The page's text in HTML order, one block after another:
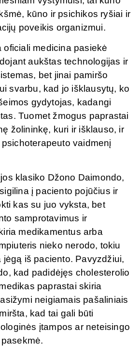
kūno ir psichikos ryšiai ir
poveikis organizmui.
oficiali medicina pasiekė
aukštas technologijas ir
bet jinai pamiršo
svarbu, kad jo išklausytų, ko
gydytojas, kadangi
Tuomet žmogus paprastai
žolininkę, kuri ir išklauso, ir
vaidmenį
klasiko Džono Daimondo,
į paciento pojūčius ir
kas su juo vyksta, bet
samprotavimus ir
medikamentus arba
nieko nerodo, tokiu
jėgą iš paciento. Pavyzdžiui,
kad padidėjęs cholesterolio
paprastai skiria
neigiamais pašaliniais
kad tai gali būti
įtampos ar neteisingo